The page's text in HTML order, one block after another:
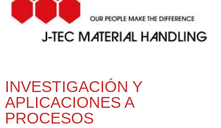
INVESTIGACIÓN Y
APLICACIONES A
PROCESOS